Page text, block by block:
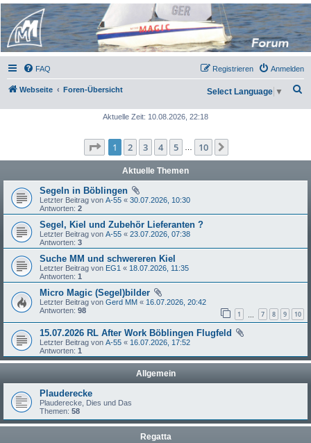
Micro Magic Forum
Deutschland
FAQ Anmelden
Registrieren
Webseite Foren-Übersicht Select Language ▼
Aktuelle Zeit: 10.08.2026, 22:18
Seite 1von 10
1 2 3 4 5 10
Aktuelle Themen
Segeln in Böblingen
Letzter Beitrag von A-55 « 30.07.2026, 10:30
Antworten: 2
Segel, Kiel und Zubehör Lieferanten ?
Letzter Beitrag von A-55 « 23.07.2026, 07:38
Antworten: 3
Suche MM und schwereren Kiel
Letzter Beitrag von EG1 « 18.07.2026, 11:35
Antworten: 1
Micro Magic (Segel)bilder
Letzter Beitrag von Gerd MM « 16.07.2026, 20:42
Antworten: 98 1 7 8 9 10
15.07.2026 RL After Work Böblingen Flugfeld
Letzter Beitrag von A-55 « 16.07.2026, 17:52
Antworten: 1
Allgemein
Plauderecke
Plauderecke, Dies und Das
Themen: 58
Regatta